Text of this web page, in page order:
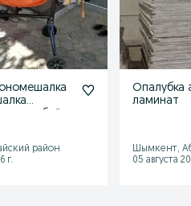
район
г.
Опалубка
ламинат
Шымкент,
05 августа